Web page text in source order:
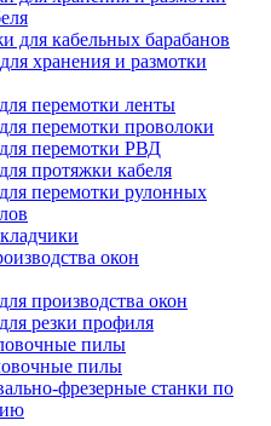
для кабельных барабанов
хранения и размотки
перемотки ленты
перемотки проволоки
перемотки РВД
протяжки кабеля
перемотки рулонных
окон
производства окон
резки профиля
пилы
пилы
фрезерные станки по